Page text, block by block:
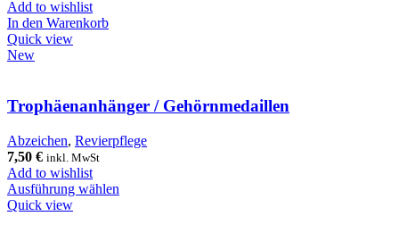
Add to wishlist
In den Warenkorb
Quick view
New
Trophäenanhänger / Gehörnmedaillen
Abzeichen, Revierpflege
7,50 € inkl. MwSt
Add to wishlist
Ausführung wählen
Quick view